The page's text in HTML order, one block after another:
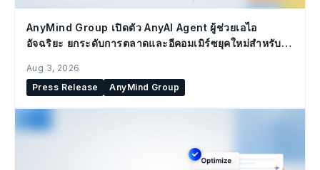
AnyMind Group เปิดตัว AnyAI Agent ผู้ช่วยเอไอ
อัจฉริยะ ยกระดับการตลาดและอีคอมเมิร์ซยุคใหม่สำหรับ
Aug 3, 2026
Press Release
AnyMind Group